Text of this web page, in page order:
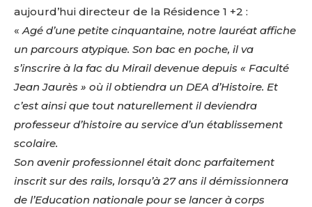
aujourd’hui directeur de la Résidence 1 +2 :
« Agé d’une petite cinquantaine, notre lauréat affiche
un parcours atypique. Son bac en poche, il va
s’inscrire à la fac du Mirail devenue depuis « Faculté
Jean Jaurès » où il obtiendra un DEA d’Histoire. Et
c’est ainsi que tout naturellement il deviendra
professeur d’histoire au service d’un établissement
scolaire.
Son avenir professionnel était donc parfaitement
inscrit sur des rails, lorsqu’à 27 ans il démissionnera
de l’Education nationale pour se lancer à corps